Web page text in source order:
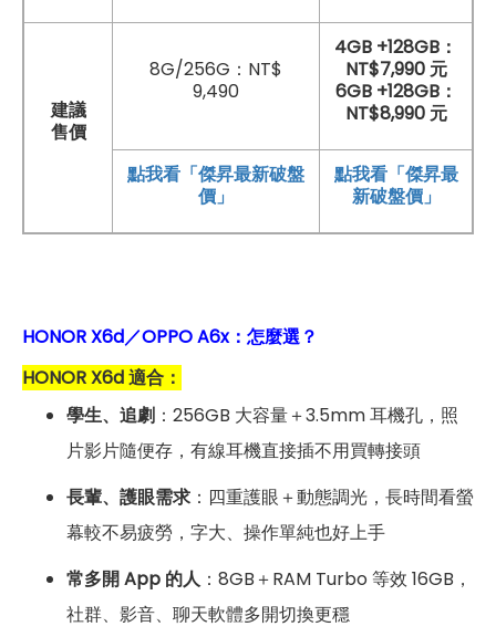
建議
售價
8G/256G：NT$
9,490
4GB +128GB：
NT$7,990 元
6GB +128GB：
NT$8,990 元
點我看「傑昇最新破盤
價」
點我看「傑昇最
新破盤價」
HONOR X6d／OPPO A6x：怎麼選？
HONOR X6d 適合：
學生、追劇 ：256GB 大容量＋3.5mm 耳機孔，照
片影片隨便存，有線耳機直接插不用買轉接頭
長輩、護眼需求 ：四重護眼＋動態調光，長時間看螢
幕較不易疲勞，字大、操作單純也好上手
常多開 App 的人：8GB＋RAM Turbo 等效 16GB，
社群、影音、聊天軟體多開切換更穩